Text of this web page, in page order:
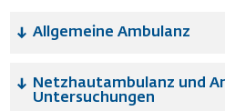
Allgemeine Ambulanz
Netzhautambulanz und
Untersuchungen